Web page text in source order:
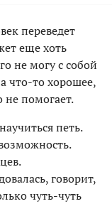
переведет
еще хоть
не могу с собой
что-то хорошее,
не помогает.
петь.
говорит,
чуть-чуть